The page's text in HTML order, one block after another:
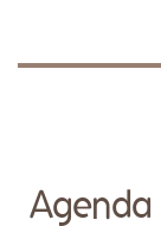
Agenda